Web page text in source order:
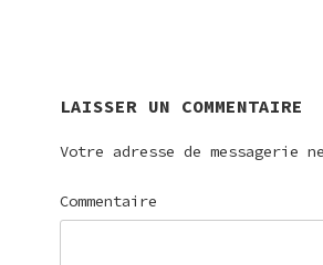
LAISSER UN COMMENTAIRE
Votre adresse de messagerie
Commentaire